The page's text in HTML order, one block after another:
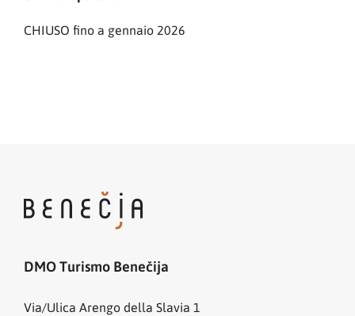
CHIUSO fino a gennaio 2026
DMO Turismo Benečija
Via/Ulica Arengo della Slavia 1